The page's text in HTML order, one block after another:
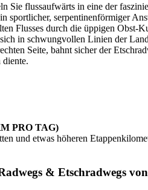
Sie flussaufwärts in eine der
serpentinenförmiger
Flusses durch die üppigen
in schwungvollen Linien der
Seite, bahnt sicher der
diente.
PRO TAG)
und etwas höheren
& Etschradwegs